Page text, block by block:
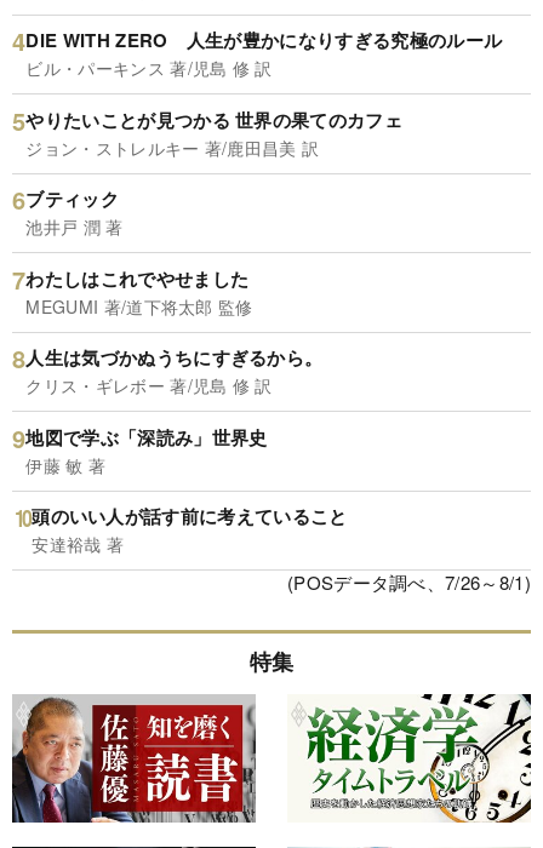
DIE WITH ZERO 人生が豊かになりすぎる究極のルール
ビル・パーキンス 著/児島 修 訳
やりたいことが見つかる 世界の果てのカフェ
ジョン・ストレルキー 著/鹿田昌美 訳
ブティック
池井戸 潤 著
わたしはこれでやせました
MEGUMI 著/道下将太郎 監修
人生は気づかぬうちにすぎるから。
クリス・ギレボー 著/児島 修 訳
地図で学ぶ「深読み」世界史
伊藤 敏 著
頭のいい人が話す前に考えていること
安達裕哉 著
(POSデータ調べ、7/26～8/1)
特集